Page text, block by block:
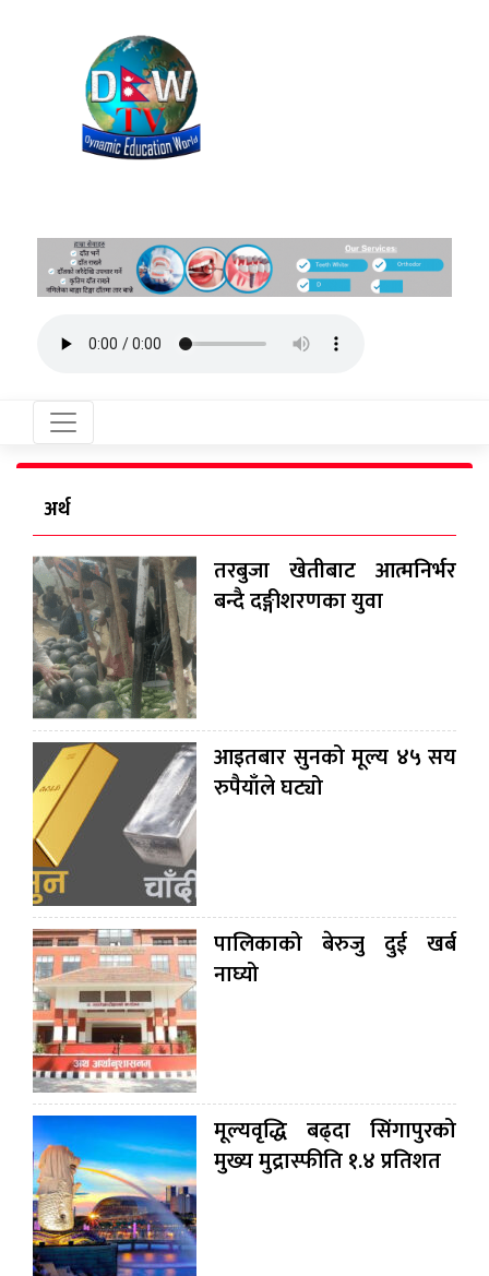
अर्थ
तरबुजा खेतीबाट आत्मनिर्भर
बन्दै दङ्गीशरणका युवा
आइतबार सुनको मूल्य ४५ सय
रुपैयाँले घट्यो
पालिकाको बेरुजु दुई खर्ब
नाघ्यो
मूल्यवृद्धि बढ्दा सिंगापुरको
मुख्य मुद्रास्फीति १.४ प्रतिशत